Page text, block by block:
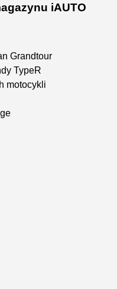
iAUTO
Grandtour
TypeR
motocykli